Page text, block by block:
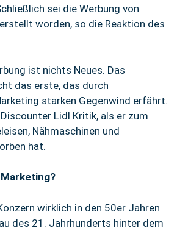
sei die Werbung von
erstellt worden, so die Reaktion des
ist nichts Neues. Das
das erste, das durch
starken Gegenwind erfährt.
Lidl Kritik, als er zum
Nähmaschinen und
hat.
wirklich in den 50er Jahren
des 21. Jahrhunderts hinter dem